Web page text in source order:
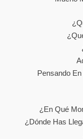
Pensando
¿En Qué
¿Dónde Has